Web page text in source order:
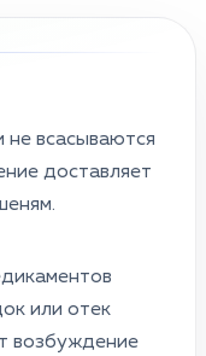
всасываются
доставляет
или отек
возбуждение